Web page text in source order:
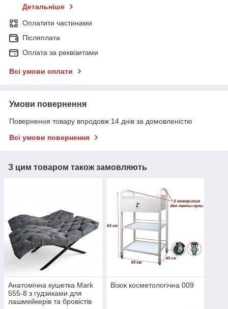
Детальніше
Оплатити частинами
Післяплата
Оплата за реквізитами
Всі умови оплати
Умови повернення
Повернення товару впродовж 14 днів за домовленістю
Всі умови повернення
З цим товаром також замовляють
Анатомічна кушетка Mark
555-8 з гудзиками для
лашмейкерів та бровістів
Візок косметологічна 009